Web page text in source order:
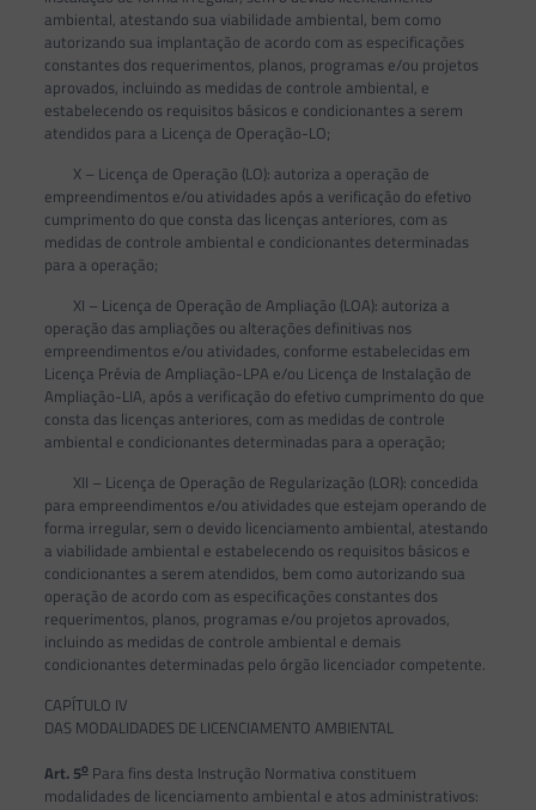
ambiental, atestando sua viabilidade ambiental, bem como
autorizando sua implantação de acordo com as especificações
constantes dos requerimentos, planos, programas e/ou projetos
aprovados, incluindo as medidas de controle ambiental, e
estabelecendo os requisitos básicos e condicionantes a serem
atendidos para a Licença de Operação-LO;
X – Licença de Operação (LO): autoriza a operação de
empreendimentos e/ou atividades após a verificação do efetivo
cumprimento do que consta das licenças anteriores, com as
medidas de controle ambiental e condicionantes determinadas
para a operação;
XI – Licença de Operação de Ampliação (LOA): autoriza a
operação das ampliações ou alterações definitivas nos
empreendimentos e/ou atividades, conforme estabelecidas em
Licença Prévia de Ampliação-LPA e/ou Licença de Instalação de
Ampliação-LIA, após a verificação do efetivo cumprimento do que
consta das licenças anteriores, com as medidas de controle
ambiental e condicionantes determinadas para a operação;
XII – Licença de Operação de Regularização (LOR): concedida
para empreendimentos e/ou atividades que estejam operando de
forma irregular, sem o devido licenciamento ambiental, atestando
a viabilidade ambiental e estabelecendo os requisitos básicos e
condicionantes a serem atendidos, bem como autorizando sua
operação de acordo com as especificações constantes dos
requerimentos, planos, programas e/ou projetos aprovados,
incluindo as medidas de controle ambiental e demais
condicionantes determinadas pelo órgão licenciador competente.
CAPÍTULO IV
DAS MODALIDADES DE LICENCIAMENTO AMBIENTAL
Art. 5o Para fins desta Instrução Normativa constituem
modalidades de licenciamento ambiental e atos administrativos: